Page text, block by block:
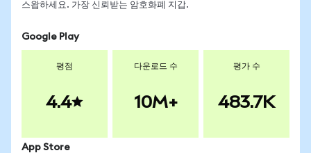
스왑하세요. 가장 신뢰받는 암호화폐 지갑.
Google Play
평점
4.4
다운로드 수
10M+
평가 수
483.7K
App Store